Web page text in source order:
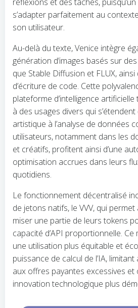
s’adapter parfaitement au
son utilisateur.
Au-delà du texte, Venice intègre
génération d’images basés sur
que Stable Diffusion et FLUX,
d’écriture de code. Cette
plateforme d’intelligence
à des usages divers qui
artistique à l’analyse de données
utilisateurs, notamment dans les
et créatifs, profitent ainsi d’une
optimisation accrues dans leurs
quotidiens.
Le fonctionnement décentralisé
de jetons natifs, le VVV, qui
miser une partie de leurs tokens
capacité d’API proportionnelle.
une utilisation plus équitable et
puissance de calcul de l’IA,
aux offres payantes excessives et
innovation technologique plus